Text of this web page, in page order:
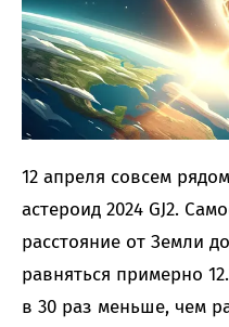
12 апреля совсем
астероид 2024 GJ2.
расстояние от Земли
равняться примерно
в 30 раз меньше, чем